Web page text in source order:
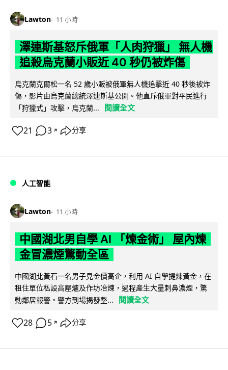
Lawton 11 小時
澤連斯基怒斥俄軍「人肉狩獵」 無人機
追殺烏克蘭小販近 40 秒仍被炸傷
烏克蘭克爾松一名 52 歲小販被俄軍無人機追擊近 40 秒後被炸
傷，影片由烏克蘭總統澤連斯基公開。他直斥俄軍對平民進行
「狩獵式」攻擊，烏克蘭...
閱讀全文
21 3 ↗ 分享
人工智能
Lawton 11 小時
中國湖北男自學 AI 「煉金術」 屋內煉
金冒濃煙驚動全區
中國湖北黃石一名男子見金價高企，利用 AI 自學提煉黃金，在
租住單位私設高壓爐及作坊冶煉，過程產生大量刺鼻濃煙，驚
動鄰居報警。警方到場揭發整...
閱讀全文
28 5 ↗ 分享